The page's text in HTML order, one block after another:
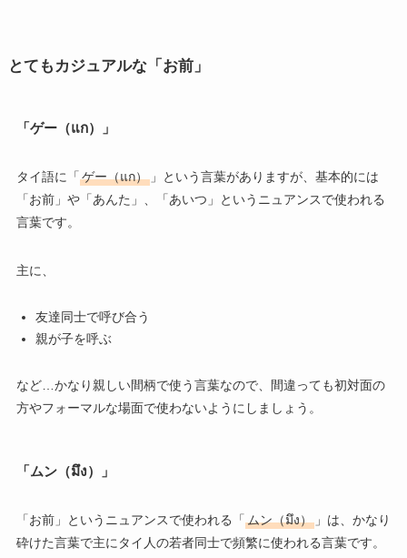
とてもカジュアルな「お前」
「ゲー（แก）」
タイ語に「ゲー（แก）」という言葉がありますが、基本的には
「お前」や「あんた」、「あいつ」というニュアンスで使われる
言葉です。
主に、
友達同士で呼び合う
親が子を呼ぶ
など…かなり親しい間柄で使う言葉なので、間違っても初対面の
方やフォーマルな場面で使わないようにしましょう。
「ムン（มึง）」
「お前」というニュアンスで使われる「 ムン（มึง）」は、かなり
砕けた言葉で主にタイ人の若者同士で頻繁に使われる言葉です。